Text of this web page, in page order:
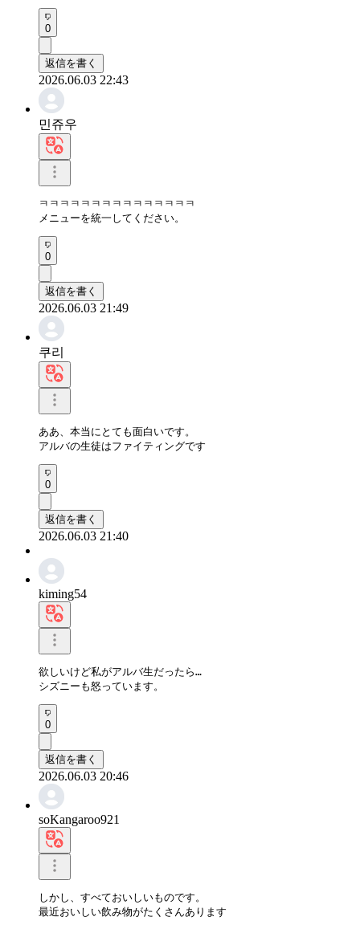
0
返信を書く
2026.06.03 22:43
민쥬우
ㅋㅋㅋㅋㅋㅋㅋㅋㅋㅋㅋㅋㅋㅋㅋ
メニューを統一してください。
0
返信を書く
2026.06.03 21:49
쿠리
ああ、本当にとても面白いです。
アルバの生徒はファイティングです
0
返信を書く
2026.06.03 21:40
kiming54
欲しいけど私がアルバ生だったら…
シズニーも怒っています。
0
返信を書く
2026.06.03 20:46
soKangaroo921
しかし、すべておいしいものです。
最近おいしい飲み物がたくさんあります